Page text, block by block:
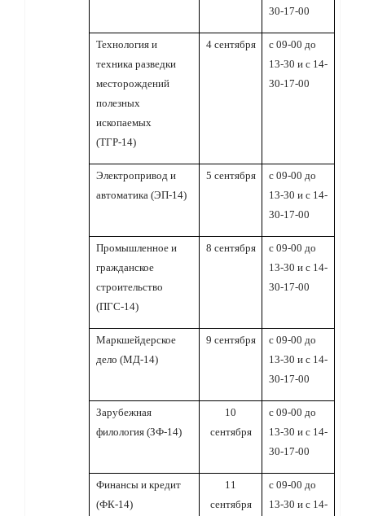
30-17-00
Технология и
техника разведки
месторождений
полезных
ископаемых
(ТГР-14)
4 сентября
с 09-00 до
13-30 и с 14-
30-17-00
Электропривод и
автоматика (ЭП-14)
5 сентября
с 09-00 до
13-30 и с 14-
30-17-00
Промышленное и
гражданское
строительство
(ПГС-14)
8 сентября
с 09-00 до
13-30 и с 14-
30-17-00
Маркшейдерское
дело (МД-14)
9 сентября
с 09-00 до
13-30 и с 14-
30-17-00
Зарубежная
филология (ЗФ-14)
10
сентября
с 09-00 до
13-30 и с 14-
30-17-00
Финансы и кредит
(ФК-14)
11
сентября
с 09-00 до
13-30 и с 14-